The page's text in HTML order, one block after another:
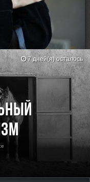
7 дней(я) осталось